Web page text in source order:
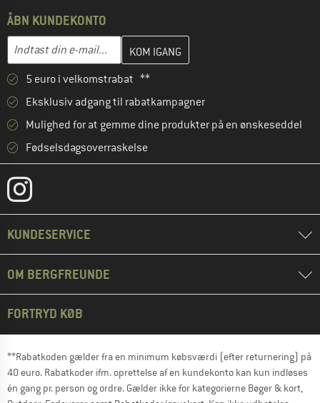
ÅBN KUNDEKONTO
E-mail-adresse
Indtast din e-mailadresse her, og opret i næste trin din
5 euro i velkomstrabat **
Eksklusiv adgang til rabatkampagner
Mulighed for at gemme dine produkter på en ønskeseddel
Fødselsdagsoverraskelse
KUNDESERVICE
OM BERGFREUNDE
FORTRYD KØB
**Rabatkoden gælder fra en minimum købsværdi (efter returnering) på
40 euro. Rabatkoder ifm. oprettelse af en kundekonto kan kun indløses
én gang pr. person og ordre. Gælder ikke for kategorierne Bøger & kort,